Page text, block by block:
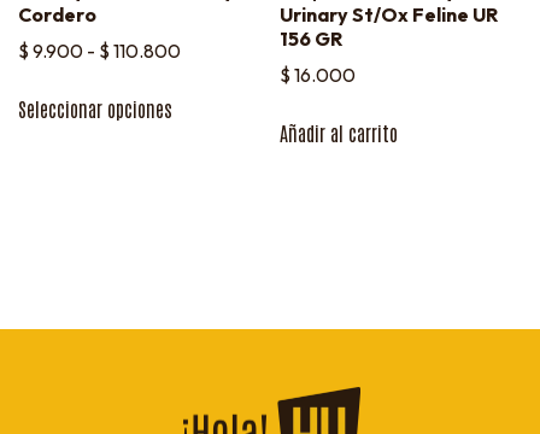
Cordero
$ 9.900 - $ 110.800
Seleccionar opciones
Urinary St/Ox Feline UR
156 GR
$ 16.000
Añadir al carrito